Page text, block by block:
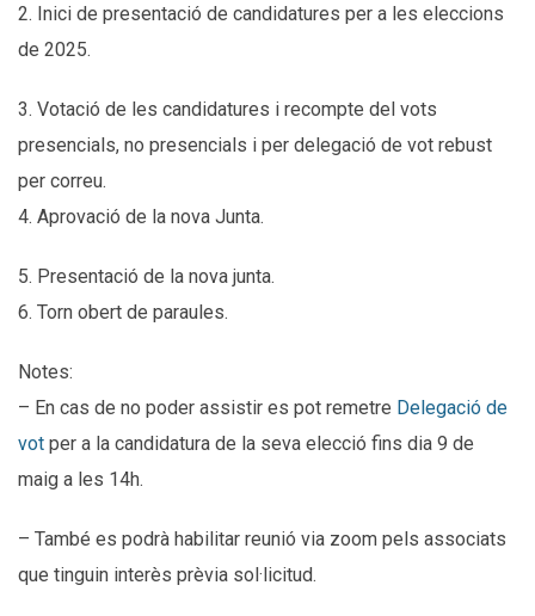
2. Inici de presentació de candidatures per a les eleccions
de 2025.
3. Votació de les candidatures i recompte del vots
presencials, no presencials i per delegació de vot rebust
per correu.
4. Aprovació de la nova Junta.
5. Presentació de la nova junta.
6. Torn obert de paraules.
Notes:
– En cas de no poder assistir es pot remetre Delegació de
vot per a la candidatura de la seva elecció fins dia 9 de
maig a les 14h.
– També es podrà habilitar reunió via zoom pels associats
que tinguin interès prèvia sol·licitud.